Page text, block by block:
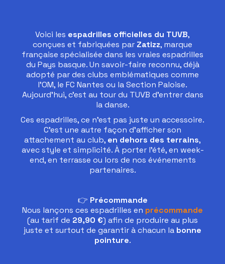
Voici les espadrilles officielles du TUVB,
conçues et fabriquées par Zatizz, marque
française spécialisée dans les vraies espadrilles
du Pays basque. Un savoir-faire reconnu, déjà
adopté par des clubs emblématiques comme
l’OM, le FC Nantes ou la Section Paloise.
Aujourd’hui, c’est au tour du TUVB d’entrer dans
la danse.
Ces espadrilles, ce n’est pas juste un accessoire.
C’est une autre façon d’afficher son
attachement au club, en dehors des terrains,
avec style et simplicité. À porter l’été, en week-
end, en terrasse ou lors de nos événements
partenaires.
👉 Précommande
Nous lançons ces espadrilles en précommande
(au tarif de 29,90 €) afin de produire au plus
juste et surtout de garantir à chacun la bonne
pointure.